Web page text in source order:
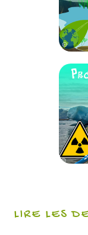
LIRE LES